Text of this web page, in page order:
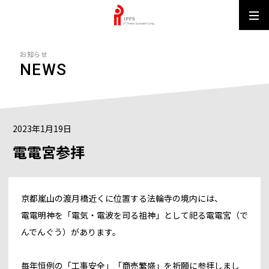
IPPS
お知らせ
NEWS
2023年1月19日
電電宮参拝
京都嵐山の渡月橋近くに位置する法輪寺の境内には、
電電明神を「電気・電波を司る祖神」として祀る電電宮（で
んでんぐう）があります。
毎年恒例の「工事安全」「商売繁盛」を祈願に参拝しまし